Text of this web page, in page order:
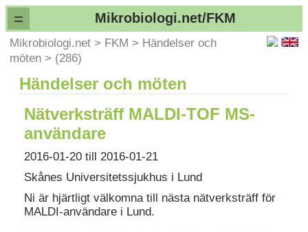
= Mikrobiologi.net/FKM
Mikrobiologi.net > FKM > Händelser och
möten > (286)
Händelser och möten
Nätverksträff MALDI-TOF MS-
användare
2016-01-20 till 2016-01-21
Skånes Universitetssjukhus i Lund
Ni är hjärtligt välkomna till nästa nätverksträff för
MALDI-användare i Lund.